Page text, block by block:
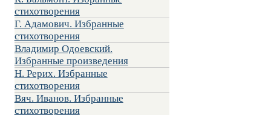
стихотворения
Г. Адамович. Избранные
стихотворения
Владимир Одоевский.
Избранные произведения
Н. Рерих. Избранные
стихотворения
Вяч. Иванов. Избранные
стихотворения